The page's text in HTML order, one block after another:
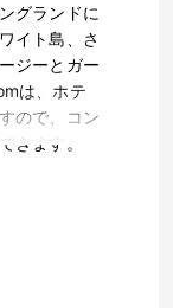
グランドに
イト島、さ
ジーとガー
は、ホテ
ので、コン
きます。